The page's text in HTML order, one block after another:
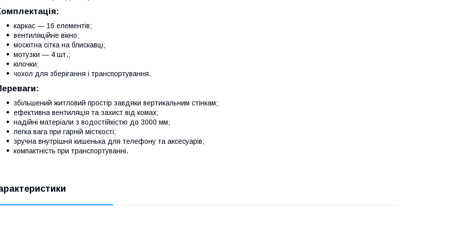
каркас — 16 елементів;
вентиляційне вікно;
москітна сітка на блискавці;
мотузки — 4 шт.;
кілочки;
чохол для зберігання і транспортування.
збільшений житловий простір завдяки вертикальним стінкам;
ефективна вентиляція та захист від комах;
надійні матеріали з водостійкістю до 3000 мм;
легка вага при гарній місткості;
зручна внутрішня кишенька для телефону та аксесуарів;
компактність при транспортуванні.